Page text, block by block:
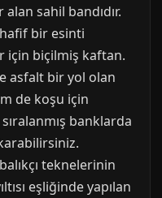
sahil bandıdır.
bir esinti
için biçilmiş kaftan.
asfalt bir yol olan
de koşu için
banklarda
teknelerinin
eşliğinde yapılan